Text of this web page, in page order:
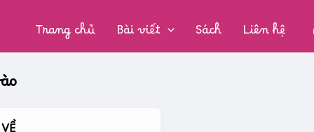
Trang chủ Bài viết Sách Liên hệ